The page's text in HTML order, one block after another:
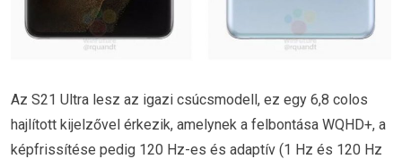
Az S21 Ultra lesz az igazi csúcsmodell, ez egy 6,8 colos
hajlított kijelzővel érkezik, amelynek a felbontása WQHD+, a
képfrissítése pedig 120 Hz-es és adaptív (1 Hz és 120 Hz